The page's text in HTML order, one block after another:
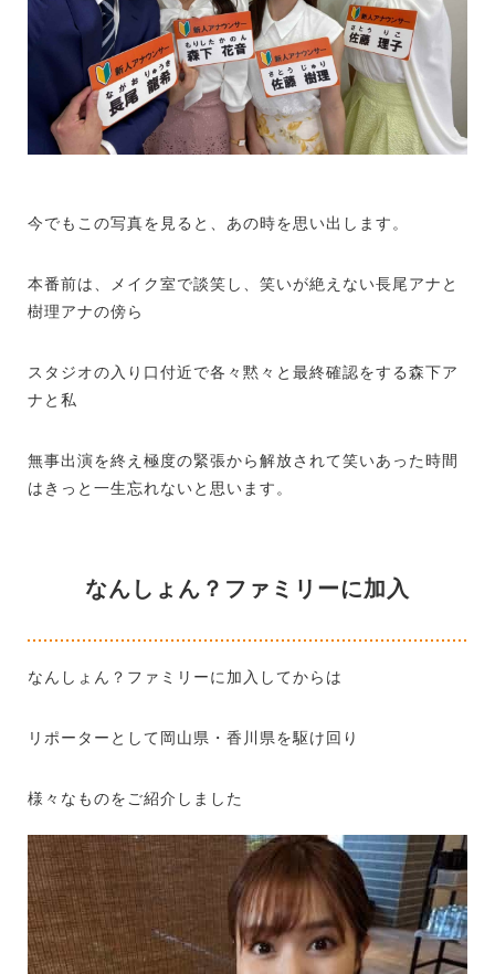
今でもこの写真を見ると、あの時を思い出します。
本番前は、メイク室で談笑し、笑いが絶えない長尾アナと
樹理アナの傍ら
スタジオの入り口付近で各々黙々と最終確認をする森下ア
ナと私
無事出演を終え極度の緊張から解放されて笑いあった時間
はきっと一生忘れないと思います。
なんしょん？ファミリーに加入
なんしょん？ファミリーに加入してからは
リポーターとして岡山県・香川県を駆け回り
様々なものをご紹介しました